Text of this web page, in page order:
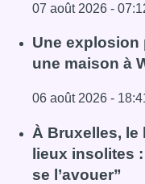
07 août 2026 -
Lire l'article
Une explosion
une maison à
06 août 2026 -
Lire l'article Une
À Bruxelles, le
lieux insolites
se l’avouer”